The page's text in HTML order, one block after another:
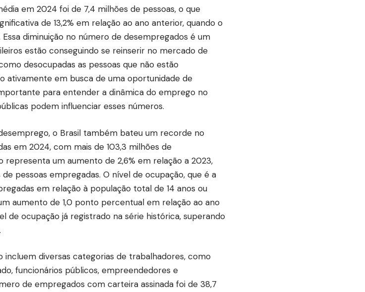
em 2024 foi de 7,4 milhões de pessoas, o que
de 13,2% em relação ao ano anterior, quando o
diminuição no número de desempregados é um
estão conseguindo se reinserir no mercado de
desocupadas as pessoas que não estão
ativamente em busca de uma oportunidade de
para entender a dinâmica do emprego no
podem influenciar esses números.
o Brasil também bateu um recorde no
em 2024, com mais de 103,3 milhões de
representa um aumento de 2,6% em relação a 2023,
pessoas empregadas. O nível de ocupação, que é a
em relação à população total de 14 anos ou
aumento de 1,0 ponto percentual em relação ao ano
de ocupação já registrado na série histórica, superando
incluem diversas categorias de trabalhadores, como
funcionários públicos, empreendedores e
de empregados com carteira assinada foi de 38,7